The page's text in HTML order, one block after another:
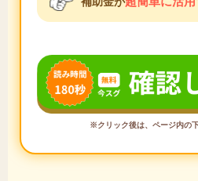
※クリック後は、ページ内の